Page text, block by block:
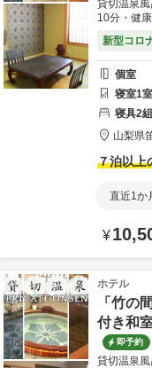
貸切温泉
10分・健
新型コロ
個室
寝室1室
寝具2組
山梨県
７泊以上
直近1か
¥
ホテル
「竹の
付き和
即予約
貸切温泉